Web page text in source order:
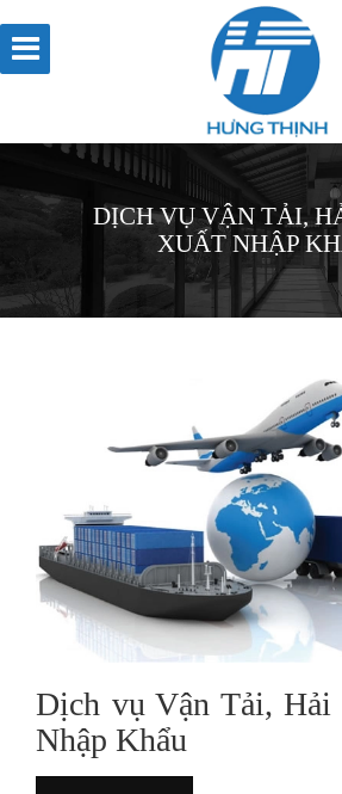
DỊCH VỤ VẬN TẢI,
XUẤT NHẬP
Dịch vụ Vận Tải, Hải
Nhập Khẩu